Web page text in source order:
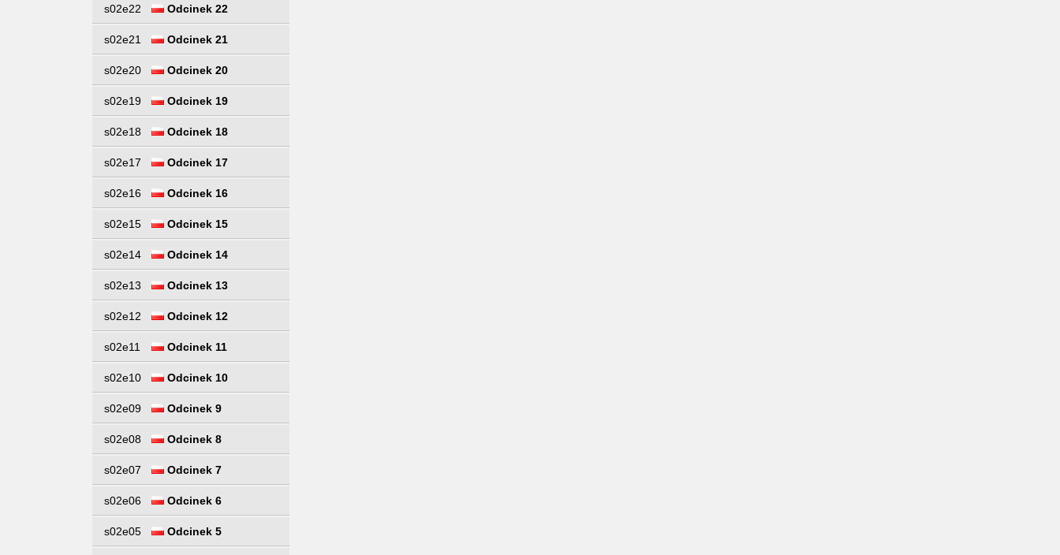
s02e22 Odcinek 22
s02e21 Odcinek 21
s02e20 Odcinek 20
s02e19 Odcinek 19
s02e18 Odcinek 18
s02e17 Odcinek 17
s02e16 Odcinek 16
s02e15 Odcinek 15
s02e14 Odcinek 14
s02e13 Odcinek 13
s02e12 Odcinek 12
s02e11 Odcinek 11
s02e10 Odcinek 10
s02e09 Odcinek 9
s02e08 Odcinek 8
s02e07 Odcinek 7
s02e06 Odcinek 6
s02e05 Odcinek 5